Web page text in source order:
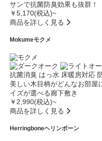
サンで抗菌防臭効果も抜群！
￥5,170(税込)~
商品を詳しく見る
Mokumeモクメ
抗菌消臭 はっ水 床暖房対応
美しい木目柄がどんなお部屋
イズが選べる廊下敷き
￥2,990(税込)~
商品を詳しく見る
Herringboneヘリンボーン